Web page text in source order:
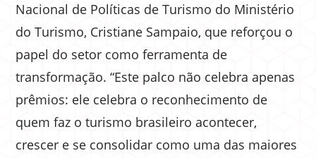
Nacional de Políticas de Turismo do Ministério
do Turismo, Cristiane Sampaio, que reforçou o
papel do setor como ferramenta de
transformação. “Este palco não celebra apenas
prêmios: ele celebra o reconhecimento de
quem faz o turismo brasileiro acontecer,
crescer e se consolidar como uma das maiores